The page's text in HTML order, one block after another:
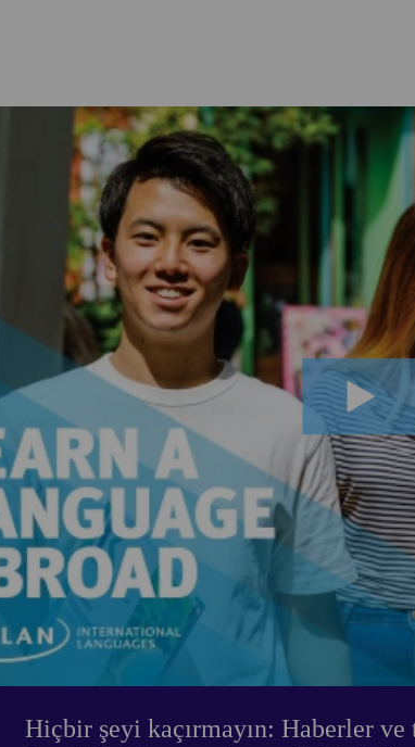
Partner iseniz oturum açın. Değilseniz,
Partnerimiz
Hiçbir şeyi kaçırmayın: Haberler